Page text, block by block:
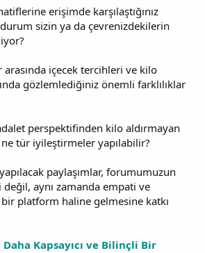
erişimde karşılaştığınız
sizin ya da çevrenizdekilerin
arasında içecek tercihleri ve kilo
gözlemlediğiniz önemli farklılıklar
perspektifinden kilo aldırmayan
tür iyileştirmeler yapılabilir?
paylaşımlar, forumumuzun
değil, aynı zamanda empati ve
platform haline gelmesine katkı
Kapsayıcı ve Bilinçli Bir